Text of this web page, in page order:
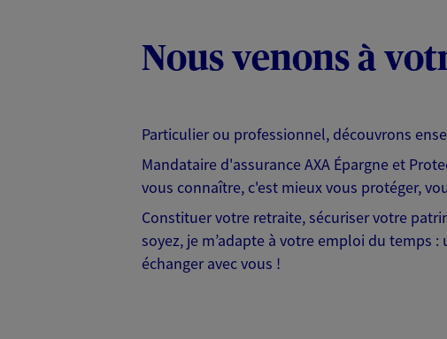
Nous venons à
Particulier ou professionnel, découvrons
Mandataire d'assurance AXA Épargne et
vous connaître, c'est mieux vous protéger,
Constituer votre retraite, sécuriser votre
soyez, je m’adapte à votre emploi du
échanger avec vous !